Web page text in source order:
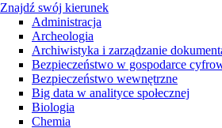
Znajdź swój kierunek
Administracja
Archeologia
Archiwistyka i zarządzanie
Bezpieczeństwo w gospodarce
Bezpieczeństwo wewnętrzne
Big data w analityce społecznej
Biologia
Chemia